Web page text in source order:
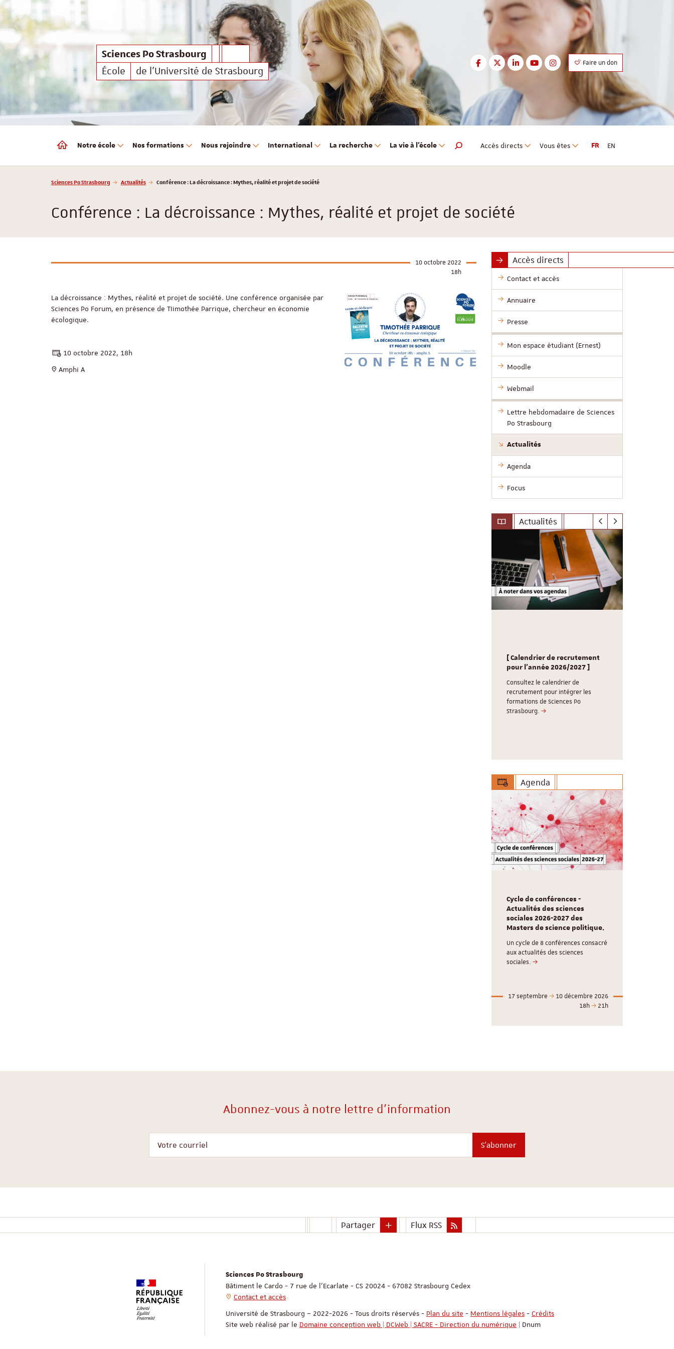
Sciences Po Strasbourg
École de l'Université de Strasbourg Facebook
TwitterLinkedInYoutubeInstagram
Faire un don
Sciences Po Strasbourg
Notre école Nos formations Nous rejoindre International La recherche La vie à l'école
Moteur de recherche
Accès directs Vous êtes FR EN
Sciences Po Strasbourg Facebook
TwitterLinkedInYoutube
Vous êtes ici :
Sciences Po Strasbourg Actualités Conférence : La décroissance : Mythes, réalité et projet de société
Conférence : La décroissance : Mythes, réalité et projet de société
10 octobre 2022
18h
La décroissance : Mythes, réalité et projet de société. Une conférence organisée par
Sciences Po Forum, en présence de TIimothée Parrique, chercheur en économie
écologique.
10 octobre 2022, 18h
Amphi A
Accès directs
Contact et accès
Annuaire
Presse
Mon espace étudiant (Ernest)
Moodle
Webmail
Lettre hebdomadaire de Sciences
Po Strasbourg
Actualités
Agenda
Focus
Actualités
[ Calendrier de recrutement
pour l'année 2026/2027 ]
Consultez le calendrier de
recrutement pour intégrer les
formations de Sciences Po
Strasbourg.
Agenda
Cycle de conférences -
Actualités des sciences
sociales 2026-2027 des
Masters de science politique.
Un cycle de 8 conférences consacré
aux actualités des sciences
sociales.
17 septembre
10 décembre 2026
18h
21h
Abonnez-vous à notre lettre d'information
S'abonner
Partager Flux RSS
Sciences Po Strasbourg
Bâtiment le Cardo - 7 rue de l'Ecarlate - CS 20024 - 67082 Strasbourg Cedex
Contact et accès
Université de Strasbourg – 2022-2026 - Tous droits réservés - Plan du site - Mentions légales - Crédits
Site web réalisé par le Domaine conception web | DCWeb | SACRE - Direction du numérique | Dnum